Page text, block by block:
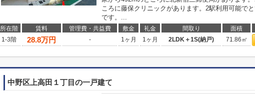
ころに藤保クリニックがあります。2駅利用可能で
です。...
所在階 賃料 管理費・共益費 敷金 礼金 間取り 面積
1-3階
28.8万円 - 1ヶ月 1ヶ月 2LDK＋1S(納戸) 71.86㎡
中野区上高田１丁目の一戸建て